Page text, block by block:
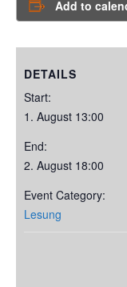
Add to
DETAILS
Start:
1. August 13:00
End:
2. August 18:00
Event Category:
Lesung